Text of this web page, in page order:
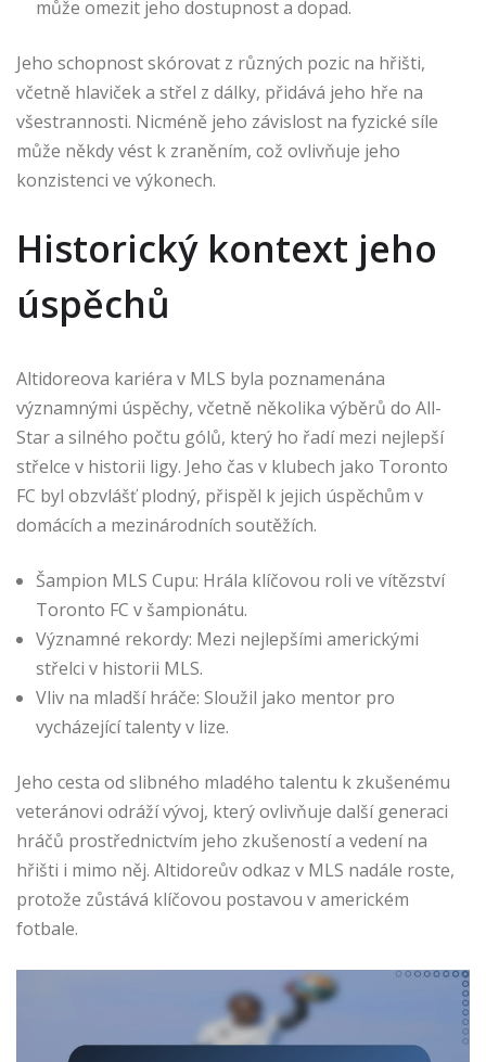
může omezit jeho dostupnost a dopad.
Jeho schopnost skórovat z různých pozic na hřišti,
včetně hlaviček a střel z dálky, přidává jeho hře na
všestrannosti. Nicméně jeho závislost na fyzické síle
může někdy vést k zraněním, což ovlivňuje jeho
konzistenci ve výkonech.
Historický kontext jeho
úspěchů
Altidoreova kariéra v MLS byla poznamenána
významnými úspěchy, včetně několika výběrů do All-
Star a silného počtu gólů, který ho řadí mezi nejlepší
střelce v historii ligy. Jeho čas v klubech jako Toronto
FC byl obzvlášť plodný, přispěl k jejich úspěchům v
domácích a mezinárodních soutěžích.
Šampion MLS Cupu: Hrála klíčovou roli ve vítězství
Toronto FC v šampionátu.
Významné rekordy: Mezi nejlepšími americkými
střelci v historii MLS.
Vliv na mladší hráče: Sloužil jako mentor pro
vycházející talenty v lize.
Jeho cesta od slibného mladého talentu k zkušenému
veteránovi odráží vývoj, který ovlivňuje další generaci
hráčů prostřednictvím jeho zkušeností a vedení na
hřišti i mimo něj. Altidoreův odkaz v MLS nadále roste,
protože zůstává klíčovou postavou v americkém
fotbale.